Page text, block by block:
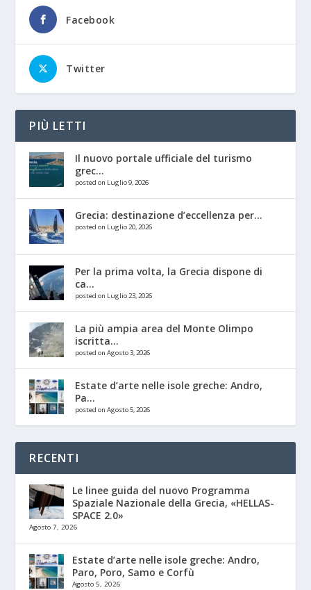
Facebook
Twitter
PIÙ LETTI
Il nuovo portale ufficiale del turismo
grec...
posted on Luglio 9, 2026
Grecia: destinazione d’eccellenza per...
posted on Luglio 20, 2026
Per la prima volta, la Grecia dispone di
ca...
posted on Luglio 23, 2026
La più ampia area del Monte Olimpo
iscritta...
posted on Agosto 3, 2026
Estate d’arte nelle isole greche: Andro,
Pa...
posted on Agosto 5, 2026
RECENTI
Le linee guida del nuovo Programma
Spaziale Nazionale della Grecia, «HELLAS-
SPACE 2.0»
Agosto 7, 2026
Estate d’arte nelle isole greche: Andro,
Paro, Poro, Samo e Corfù
Agosto 5, 2026